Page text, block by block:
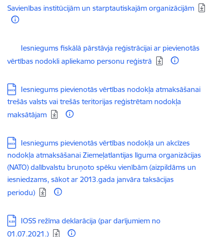
Savienības institūcijām un starptautiskajām organizācijām
Lejupielādēt:
Iesniegums fiskālā pārstāvja reģistrācijai ar pievienotās
vērtības nodokli apliekamo personu reģistrā
Lejupielādēt:
Iesniegums pievienotās vērtības nodokļa atmaksāšanai
trešās valsts vai trešās teritorijas reģistrētam nodokļa
maksātājam
Lejupielādēt:
Iesniegums pievienotās vērtības nodokļa un akcīzes
nodokļa atmaksāšanai Ziemeļatlantijas līguma organizācijas
(NATO) dalībvalstu bruņoto spēku vienībām (aizpildāms un
iesniedzams, sākot ar 2013.gada janvāra taksācijas
periodu)
Lejupielādēt:
IOSS režīma deklarācija (par darījumiem no
01.07.2021.)